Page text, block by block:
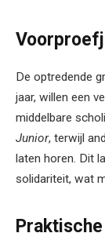
De optredende
jaar, willen een
middelbare
Junior, terwijl
laten horen. Dit
solidariteit, wat